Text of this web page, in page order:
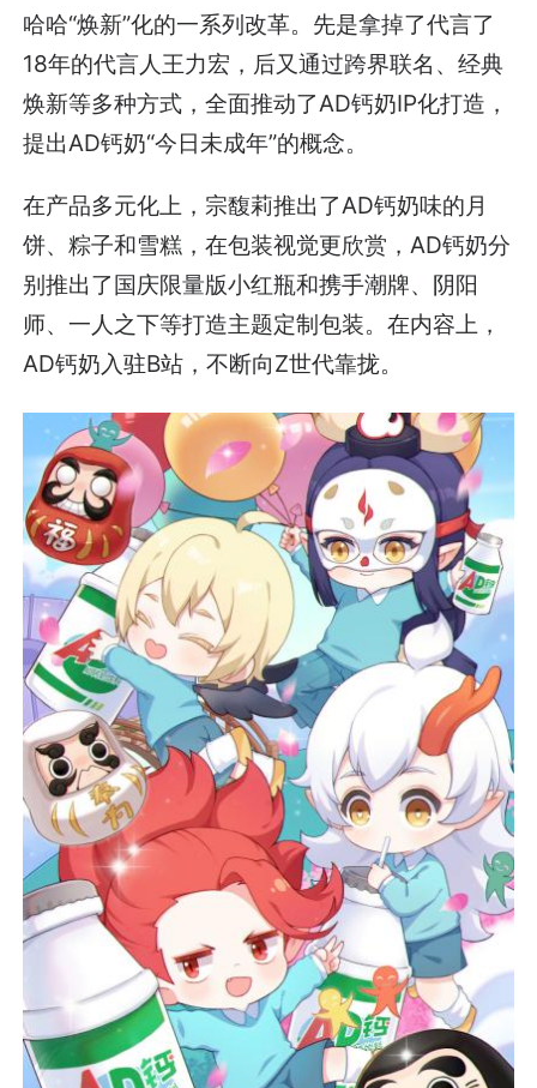
哈哈“焕新”化的一系列改革。先是拿掉了代言了
18年的代言人王力宏，后又通过跨界联名、经典
焕新等多种方式，全面推动了AD钙奶IP化打造，
提出AD钙奶“今日未成年”的概念。
在产品多元化上，宗馥莉推出了AD钙奶味的月
饼、粽子和雪糕，在包装视觉更欣赏，AD钙奶分
别推出了国庆限量版小红瓶和携手潮牌、阴阳
师、一人之下等打造主题定制包装。在内容上，
AD钙奶入驻B站，不断向Z世代靠拢。